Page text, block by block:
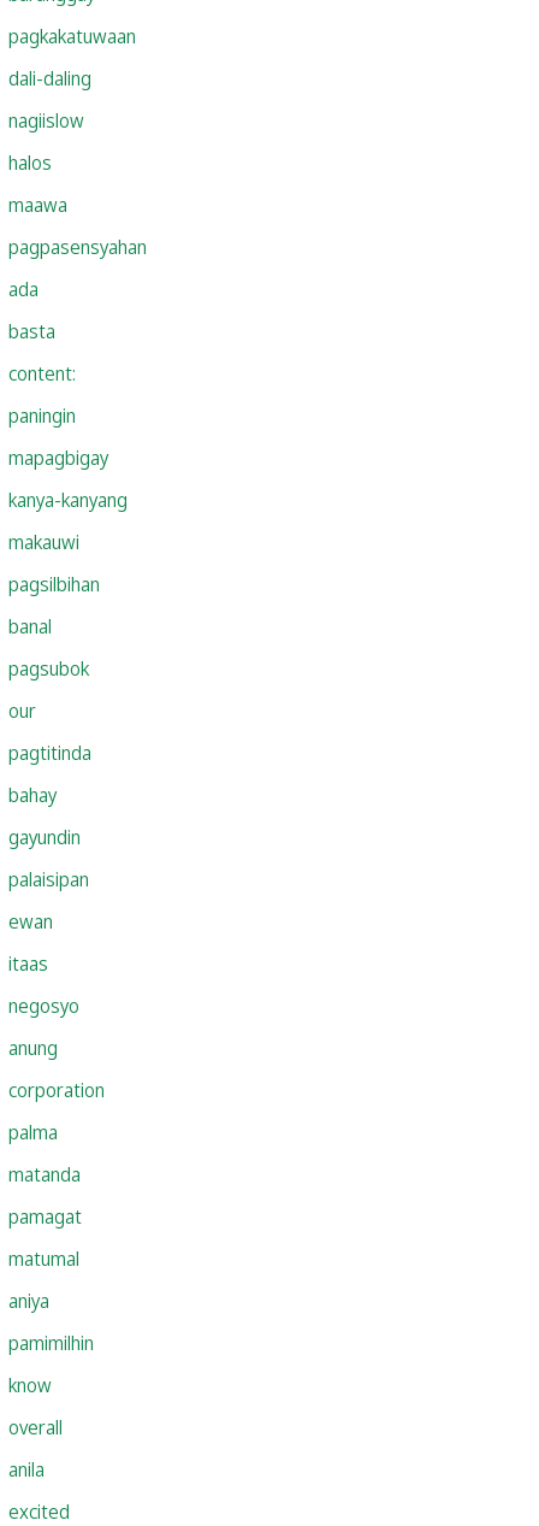
pagkakatuwaan
dali-daling
nagiislow
halos
maawa
pagpasensyahan
ada
basta
content:
paningin
mapagbigay
kanya-kanyang
makauwi
pagsilbihan
banal
pagsubok
our
pagtitinda
bahay
gayundin
palaisipan
ewan
itaas
negosyo
anung
corporation
palma
matanda
pamagat
matumal
aniya
pamimilhin
know
overall
anila
excited